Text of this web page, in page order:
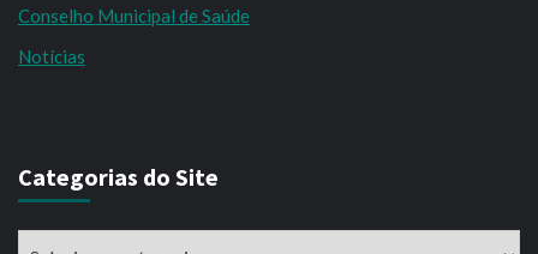
Conselho Municipal de Saúde
Notícias
Categorias do Site